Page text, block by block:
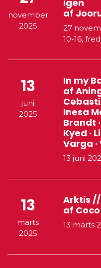
november
2025
igen
af
27
10-16,
13
juni
2025
In my
af
Inesa
Brandt
Kyed ·
Varga
13 juni
13
marts
2025
Arktis
af
13 marts